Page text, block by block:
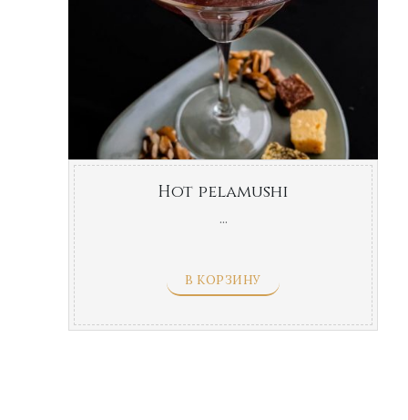
Hot pelamushi
...
В КОРЗИНУ